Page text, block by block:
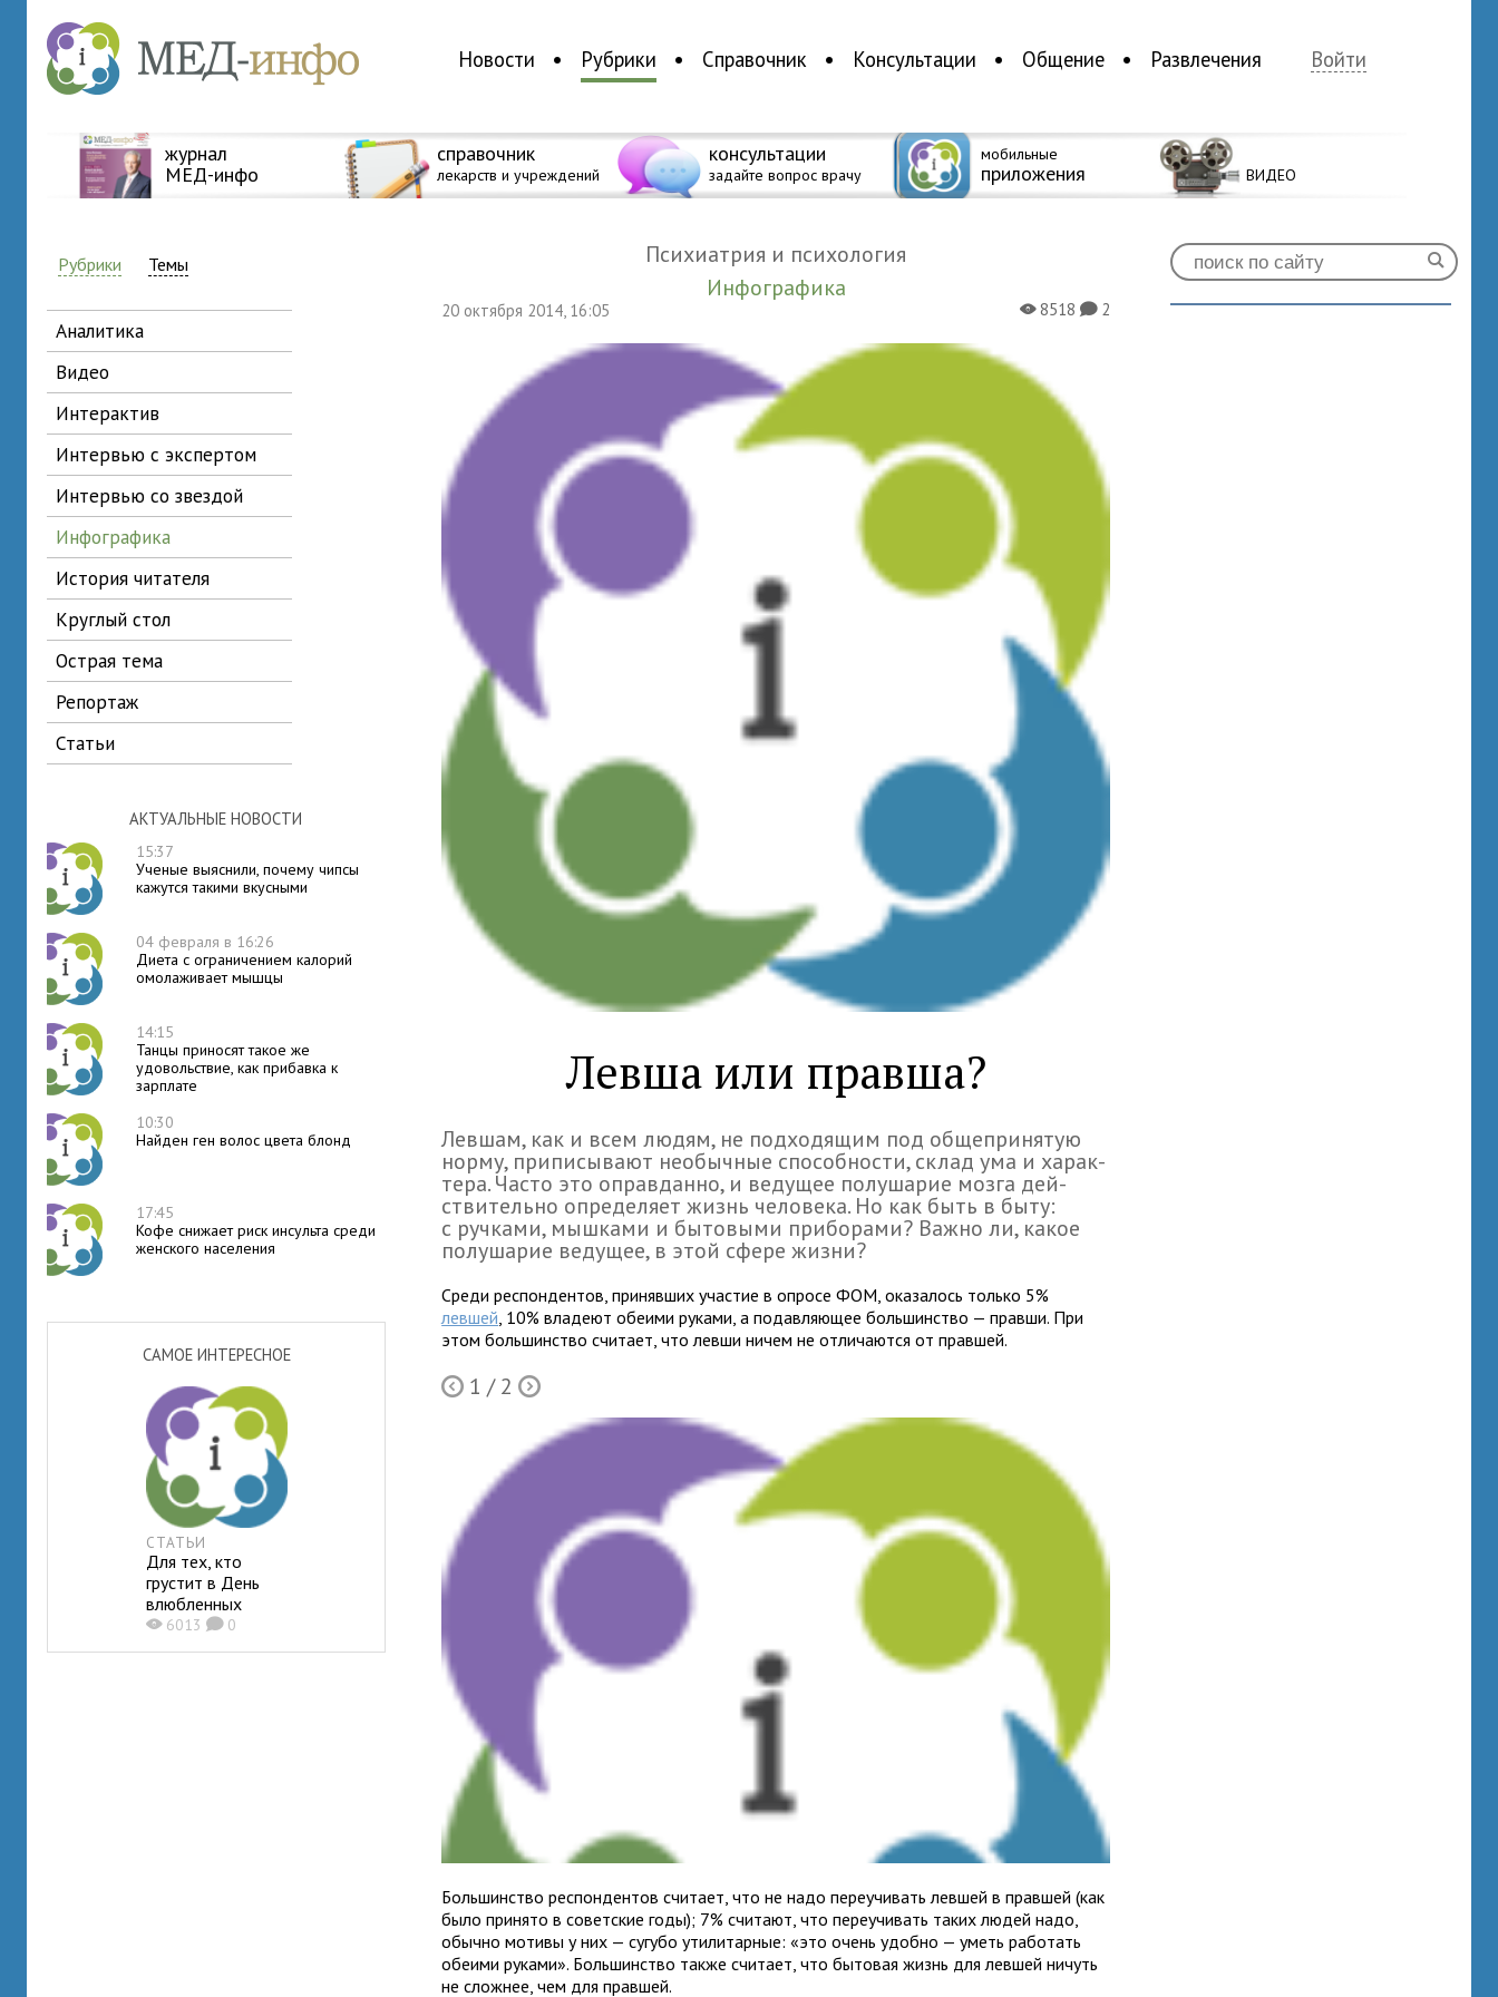
Новости Рубрики Справочник Консультации Общение Развлечения Войти
журнал
МЕД-инфо
справочник
лекарств и учреждений
консультации
задайте вопрос врачу
мобильные
приложения ВИДЕО
Рубрики Темы
аналитика
видео
интерактив
интервью с экспертом
интервью со звездой
инфографика
история читателя
круглый стол
острая тема
репортаж
статьи
АКТУАЛЬНЫЕ НОВОСТИ
15:37
Ученые выяснили, почему чипсы
кажутся такими вкусными
04 февраля в 16:26
Диета с ограничением калорий
омолаживает мышцы
14:15
Танцы приносят такое же
удовольствие, как прибавка к
зарплате
10:30
Найден ген волос цвета блонд
17:45
Кофе снижает риск инсульта среди
женского населения
САМОЕ ИНТЕРЕСНОЕ
СТАТЬИ
Для тех, кто
грустит в День
влюбленных
X6013 K0
Психиатрия и психология
Инфографика
20 октября 2014, 16:05 X8518K2
Левша или правша?
Левшам, как и всем людям, не под­хо­дя­щим под обще­при­ня­тую
норму, при­пи­сы­вают необыч­ные спо­соб­но­сти, склад ума и харак­
тера. Часто это оправ­данно, и веду­щее полу­ша­рие мозга дей­
стви­тельно опре­де­ляет жизнь чело­века. Но как быть в быту:
с руч­ками, мыш­ками и быто­выми при­борами? Важно ли, какое
полушарие ведущее, в этой сфере жизни?
Среди респондентов, принявших участие в опросе ФОМ, оказалось только 5%
левшей, 10% владеют обеими руками, а подавляющее большинство — правши. При
этом большинство считает, что левши ничем не отличаются от правшей.
Ò 1 / 2Õ
Боль­шин­ство респондентов считает, что не надо пере­учи­вать лев­шей в прав­шей (как
было при­нято в совет­ские годы); 7% счи­тают, что пере­учи­вать таких людей надо,
обычно мотивы у них — сугубо ути­ли­тар­ные: «это очень удобно — уметь рабо­тать
обе­ими руками». Большинство также считает, что бытовая жизнь для левшей ничуть
не сложнее, чем для правшей.